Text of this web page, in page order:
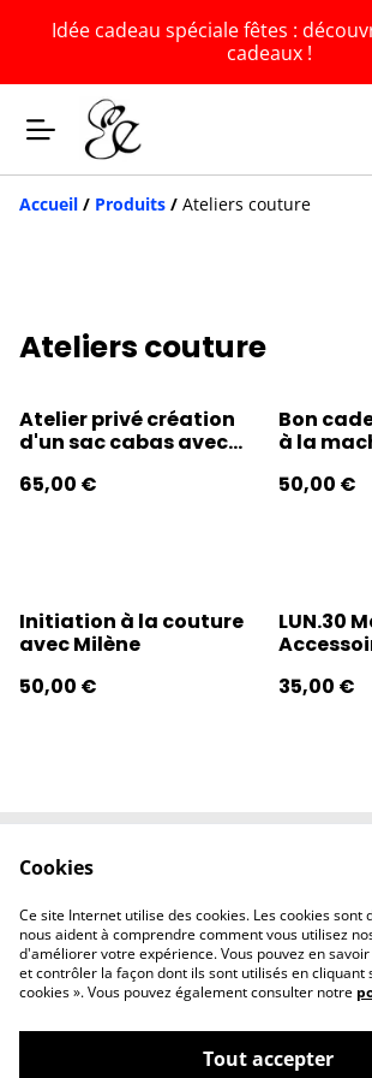
Idée cadeau spéciale fêtes :
cadeaux !
Accueil / Produits / Ateliers couture
Ateliers couture
Atelier privé création
d'un sac cabas avec
65,00 €
Bon
à la
50,00 €
Initiation à la couture
avec Milène
50,00 €
LUN.30
35,00 €
Contactez-nous
Politique de
confidentialité
Cookies
Ce site Internet utilise des cookies. Les cookies sont
nous aident à comprendre comment vous utilisez
d'améliorer votre expérience. Vous pouvez en
et contrôler la façon dont ils sont utilisés en cliquant
cookies ». Vous pouvez également consulter notre
Tout accepter